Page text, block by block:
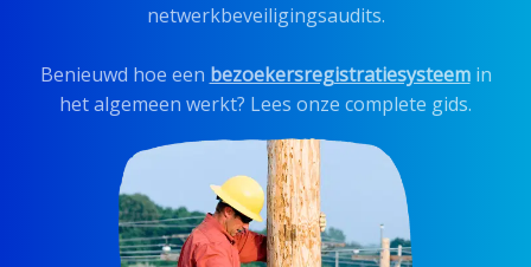
netwerkbeveiligingsaudits.
Benieuwd hoe een bezoekersregistratiesysteemin
het algemeen werkt? Lees onze complete gids.